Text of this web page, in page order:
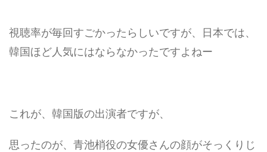
視聴率が毎回すごかったらしいですが、日本では、
韓国ほど人気にはならなかったですよねー
これが、韓国版の出演者ですが、
思ったのが、青池梢役の女優さんの顔がそっくりじ